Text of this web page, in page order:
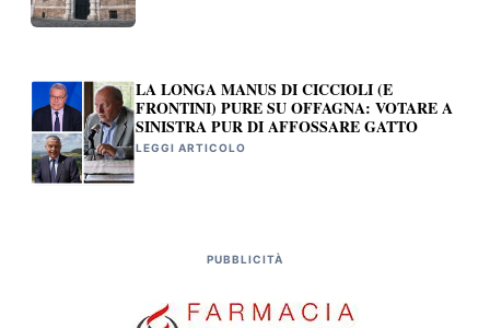
LA LONGA MANUS DI CICCIOLI (E
FRONTINI) PURE SU OFFAGNA: VOTARE A
SINISTRA PUR DI AFFOSSARE GATTO
LEGGI ARTICOLO
PUBBLICITÀ